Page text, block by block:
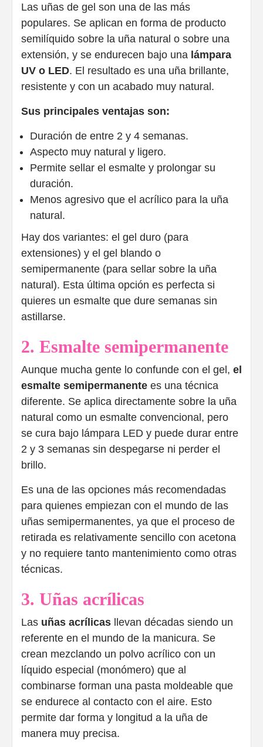
Las uñas de gel son una de las más
populares. Se aplican en forma de producto
semilíquido sobre la uña natural o sobre una
extensión, y se endurecen bajo una lámpara
UV o LED. El resultado es una uña brillante,
resistente y con un acabado muy natural.
Sus principales ventajas son:
Duración de entre 2 y 4 semanas.
Aspecto muy natural y ligero.
Permite sellar el esmalte y prolongar su
duración.
Menos agresivo que el acrílico para la uña
natural.
Hay dos variantes: el gel duro (para
extensiones) y el gel blando o
semipermanente (para sellar sobre la uña
natural). Esta última opción es perfecta si
quieres un esmalte que dure semanas sin
astillarse.
2. Esmalte semipermanente
Aunque mucha gente lo confunde con el gel, el
esmalte semipermanente es una técnica
diferente. Se aplica directamente sobre la uña
natural como un esmalte convencional, pero
se cura bajo lámpara LED y puede durar entre
2 y 3 semanas sin despegarse ni perder el
brillo.
Es una de las opciones más recomendadas
para quienes empiezan con el mundo de las
uñas semipermanentes, ya que el proceso de
retirada es relativamente sencillo con acetona
y no requiere tanto mantenimiento como otras
técnicas.
3. Uñas acrílicas
Las uñas acrílicas llevan décadas siendo un
referente en el mundo de la manicura. Se
crean mezclando un polvo acrílico con un
líquido especial (monómero) que al
combinarse forman una pasta moldeable que
se endurece al contacto con el aire. Esto
permite dar forma y longitud a la uña de
manera muy precisa.